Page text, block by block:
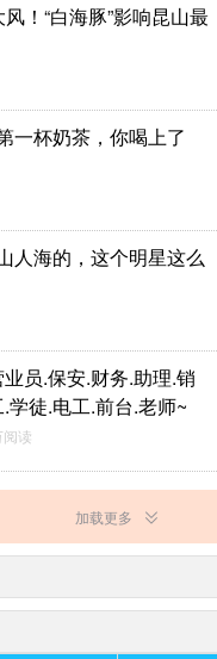
！“白海豚”影响昆山最
一杯奶茶，你喝上了
人海的，这个明星这么
员.保安.财务.助理.销
学徒.电工.前台.老师~
读
加载更多